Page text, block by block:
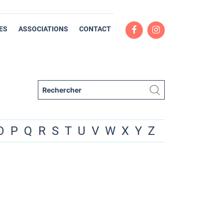
ASSOCIATIONS CONTACT
P Q R S T U V W X Y Z